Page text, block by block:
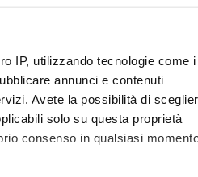
IP, utilizzando tecnologie come i
annunci e contenuti
Avete la possibilità di
solo su questa proprietà
consenso in qualsiasi